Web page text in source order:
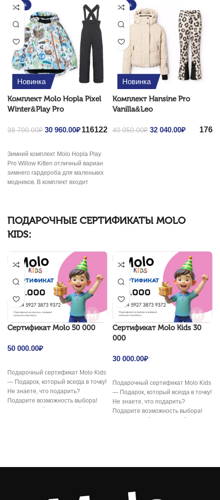
Новинка
-20%
Комплект Molo Hopla Pixel
Winter&Play Pro
38 700.00₽ Original price was:
30 960.00₽Current
30
960.00₽.
116122
Зимний комплект Molo Hopla Play
Pro Willow Kitten отличный вариан
зимнего гардероба для маленьких
модников. В комплект входит
Новинка
-20%
Комплект Hansine Pro
Vanilla&Leo
40 050.00₽ Original price was:
32 040.00₽ Current
176
ПОДАРОЧНЫЕ СЕРТИФИКАТЫ MOLO
KIDS:
Cертификат Molo 50 000
50 000.00₽
Подарочный сертификат Molo Kids
— Подарок, который всегда в точку!
Не знаете, что подарить?
Подарите возможность выбора!
Cертификат Molo Kids 30
000
30 000.00₽
Подарочный сертификат Molo Kids
— Подарок, который всегда в точку!
Не знаете, что подарить?
Подарите возможность выбора!